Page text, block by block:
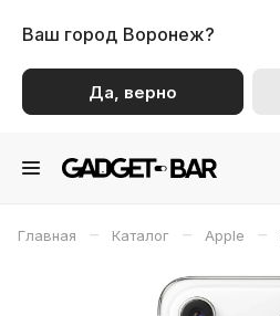
Ваш город Воронеж?
Да, верно
Главная – Каталог – Apple –